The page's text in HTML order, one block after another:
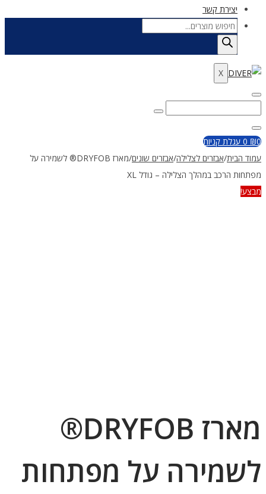
יצירת קשר
Products
search
X
Enter
Keywordfor:
Close
₪0
0 עגלת קניות
עמוד הבית/אבזרים לצלילה/אבזרים שונים/
מארז DRYFOB® לשמירה על
מפתחות הרכב במהלך הצלילה – גודל XL
מבצע!
מארז DRYFOB®
לשמירה על מפתחות